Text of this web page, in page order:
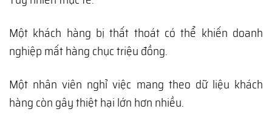
Một khách hàng bị thất thoát có thể khiến doanh
nghiệp mất hàng chục triệu đồng.
Một nhân viên nghỉ việc mang theo dữ liệu khách
hàng còn gây thiệt hại lớn hơn nhiều.